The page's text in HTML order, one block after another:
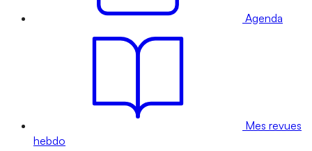
Agenda
Mes revues
hebdo